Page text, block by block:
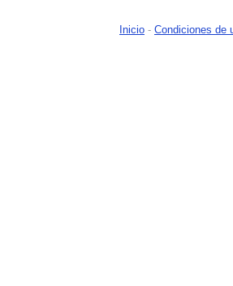
Inicio - Condiciones de